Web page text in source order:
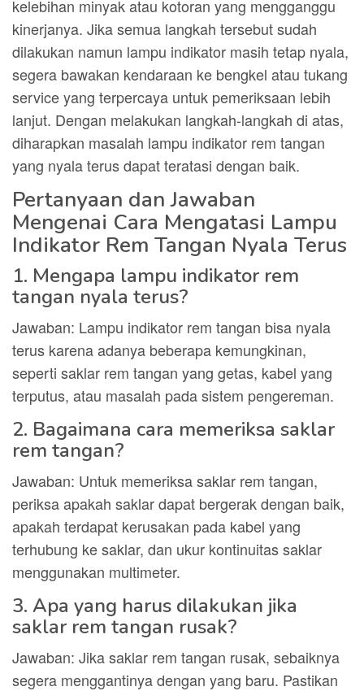
kelebihan minyak atau kotoran yang mengganggu
kinerjanya. Jika semua langkah tersebut sudah
dilakukan namun lampu indikator masih tetap nyala,
segera bawakan kendaraan ke bengkel atau tukang
service yang terpercaya untuk pemeriksaan lebih
lanjut. Dengan melakukan langkah-langkah di atas,
diharapkan masalah lampu indikator rem tangan
yang nyala terus dapat teratasi dengan baik.
Pertanyaan dan Jawaban
Mengenai Cara Mengatasi Lampu
Indikator Rem Tangan Nyala Terus
1. Mengapa lampu indikator rem
tangan nyala terus?
Jawaban: Lampu indikator rem tangan bisa nyala
terus karena adanya beberapa kemungkinan,
seperti saklar rem tangan yang getas, kabel yang
terputus, atau masalah pada sistem pengereman.
2. Bagaimana cara memeriksa saklar
rem tangan?
Jawaban: Untuk memeriksa saklar rem tangan,
periksa apakah saklar dapat bergerak dengan baik,
apakah terdapat kerusakan pada kabel yang
terhubung ke saklar, dan ukur kontinuitas saklar
menggunakan multimeter.
3. Apa yang harus dilakukan jika
saklar rem tangan rusak?
Jawaban: Jika saklar rem tangan rusak, sebaiknya
segera menggantinya dengan yang baru. Pastikan